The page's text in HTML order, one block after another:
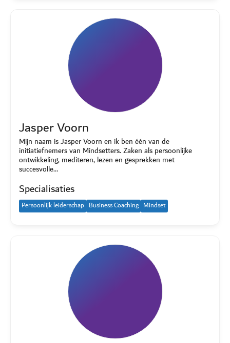
Jasper Voorn
Mijn naam is Jasper Voorn en ik ben één van de
initiatiefnemers van Mindsetters. Zaken als persoonlijke
ontwikkeling, mediteren, lezen en gesprekken met
succesvolle…
Specialisaties
Persoonlijk leiderschap Business Coaching Mindset